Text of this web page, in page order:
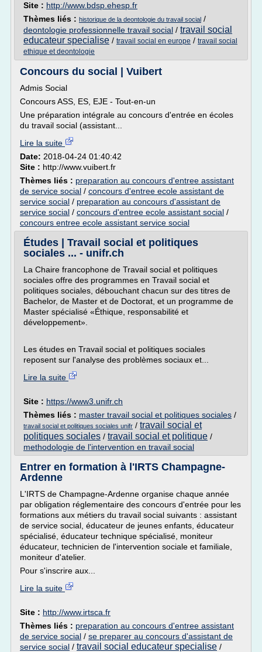
Site : http://www.bdsp.ehesp.fr
Thèmes liés : historique de la deontologie du travail social /
deontologie professionnelle travail social / travail social
educateur specialise / travail social en europe / travail social
ethique et deontologie
Concours du social | Vuibert
Admis Social
Concours ASS, ES, EJE - Tout-en-un
Une préparation intégrale au concours d'entrée en écoles
du travail social (assistant...
Lire la suite
Date: 2018-04-24 01:40:42
Site : http://www.vuibert.fr
Thèmes liés : preparation au concours d'entree assistant
de service social / concours d'entree ecole assistant de
service social / preparation au concours d'assistant de
service social / concours d'entree ecole assistant social /
concours entree ecole assistant service social
Études | Travail social et politiques
sociales ... - unifr.ch
La Chaire francophone de Travail social et politiques
sociales offre des programmes en Travail social et
politiques sociales, débouchant chacun sur des titres de
Bachelor, de Master et de Doctorat, et un programme de
Master spécialisé «Éthique, responsabilité et
développement».
Les études en Travail social et politiques sociales
reposent sur l'analyse des problèmes sociaux et...
Lire la suite
Site : https://www3.unifr.ch
Thèmes liés : master travail social et politiques sociales /
travail social et politiques sociales unifr / travail social et
politiques sociales / travail social et politique /
methodologie de l'intervention en travail social
Entrer en formation à l'IRTS Champagne-
Ardenne
L'IRTS de Champagne-Ardenne organise chaque année
par obligation réglementaire des concours d'entrée pour les
formations aux métiers du travail social suivants : assistant
de service social, éducateur de jeunes enfants, éducateur
spécialisé, éducateur technique spécialisé, moniteur
éducateur, technicien de l'intervention sociale et familiale,
moniteur d'atelier.
Pour s'inscrire aux...
Lire la suite
Site : http://www.irtsca.fr
Thèmes liés : preparation au concours d'entree assistant
de service social / se preparer au concours d'assistant de
service social / travail social educateur specialise /